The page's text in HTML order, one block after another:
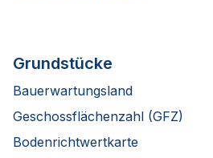
Grundstücke
Bauerwartungsland
Geschossflächenzahl (GFZ)
Bodenrichtwertkarte